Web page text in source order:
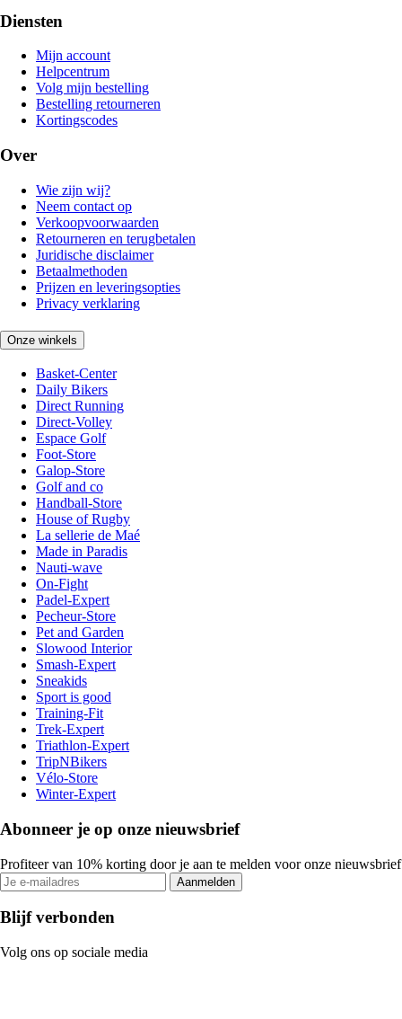
Diensten
Mijn account
Helpcentrum
Volg mijn bestelling
Bestelling retourneren
Kortingscodes
Over
Wie zijn wij?
Neem contact op
Verkoopvoorwaarden
Retourneren en terugbetalen
Juridische disclaimer
Betaalmethoden
Prijzen en leveringsopties
Privacy verklaring
Onze winkels
Basket-Center
Daily Bikers
Direct Running
Direct-Volley
Espace Golf
Foot-Store
Galop-Store
Golf and co
Handball-Store
House of Rugby
La sellerie de Maé
Made in Paradis
Nauti-wave
On-Fight
Padel-Expert
Pecheur-Store
Pet and Garden
Slowood Interior
Smash-Expert
Sneakids
Sport is good
Training-Fit
Trek-Expert
Triathlon-Expert
TripNBikers
Vélo-Store
Winter-Expert
Abonneer je op onze nieuwsbrief
Profiteer van 10% korting door je aan te melden voor onze nieuwsbrief
Aanmelden
Blijf verbonden
Volg ons op sociale media